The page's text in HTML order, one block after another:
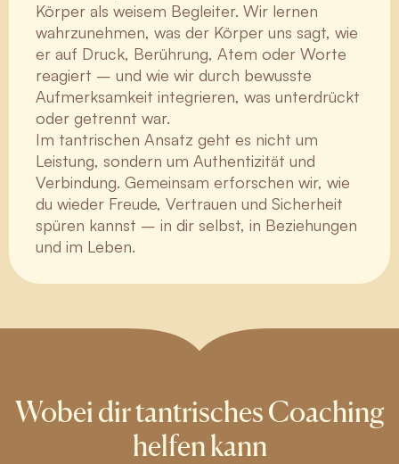
Körper als weisem Begleiter. Wir lernen
wahrzunehmen, was der Körper uns sagt, wie
er auf Druck, Berührung, Atem oder Worte
reagiert – und wie wir durch bewusste
Aufmerksamkeit integrieren, was unterdrückt
oder getrennt war.
Im tantrischen Ansatz geht es nicht um
Leistung, sondern um Authentizität und
Verbindung. Gemeinsam erforschen wir, wie
du wieder Freude, Vertrauen und Sicherheit
spüren kannst – in dir selbst, in Beziehungen
und im Leben.
Wobei dir tantrisches Coaching
helfen kann